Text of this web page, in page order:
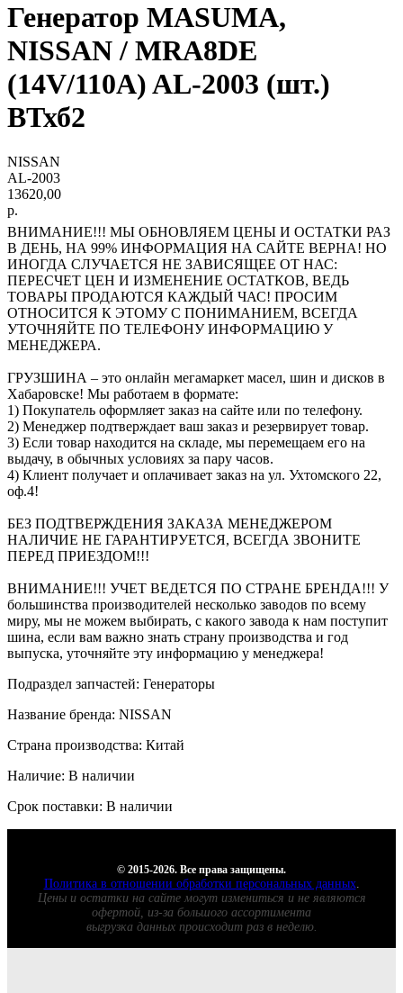
Генератор MASUMA,
NISSAN / MRA8DE
(14V/110A) AL-2003 (шт.)
ВТхб2
NISSAN
AL-2003
13620,00
р.
ВНИМАНИЕ!!! МЫ ОБНОВЛЯЕМ ЦЕНЫ И ОСТАТКИ РАЗ
В ДЕНЬ, НА 99% ИНФОРМАЦИЯ НА САЙТЕ ВЕРНА! НО
ИНОГДА СЛУЧАЕТСЯ НЕ ЗАВИСЯЩЕЕ ОТ НАС:
ПЕРЕСЧЕТ ЦЕН И ИЗМЕНЕНИЕ ОСТАТКОВ, ВЕДЬ
ТОВАРЫ ПРОДАЮТСЯ КАЖДЫЙ ЧАС! ПРОСИМ
ОТНОСИТСЯ К ЭТОМУ С ПОНИМАНИЕМ, ВСЕГДА
УТОЧНЯЙТЕ ПО ТЕЛЕФОНУ ИНФОРМАЦИЮ У
МЕНЕДЖЕРА.
ГРУЗШИНА – это онлайн мегамаркет масел, шин и дисков в
Хабаровске! Мы работаем в формате:
1) Покупатель оформляет заказ на сайте или по телефону.
2) Менеджер подтверждает ваш заказ и резервирует товар.
3) Если товар находится на складе, мы перемещаем его на
выдачу, в обычных условиях за пару часов.
4) Клиент получает и оплачивает заказ на ул. Ухтомского 22,
оф.4!
БЕЗ ПОДТВЕРЖДЕНИЯ ЗАКАЗА МЕНЕДЖЕРОМ
НАЛИЧИЕ НЕ ГАРАНТИРУЕТСЯ, ВСЕГДА ЗВОНИТЕ
ПЕРЕД ПРИЕЗДОМ!!!
ВНИМАНИЕ!!! УЧЕТ ВЕДЕТСЯ ПО СТРАНЕ БРЕНДА!!! У
большинства производителей несколько заводов по всему
миру, мы не можем выбирать, с какого завода к нам поступит
шина, если вам важно знать страну производства и год
выпуска, уточняйте эту информацию у менеджера!
Подраздел запчастей: Генераторы
Название бренда: NISSAN
Страна производства: Китай
Наличие: В наличии
Срок поставки: В наличии
© 2015-2026. Все права защищены.
Политика в отношении обработки персональных данных.
Цены и остатки на сайте могут измениться и не являются
офертой, из-за большого ассортимента
выгрузка данных происходит раз в неделю.